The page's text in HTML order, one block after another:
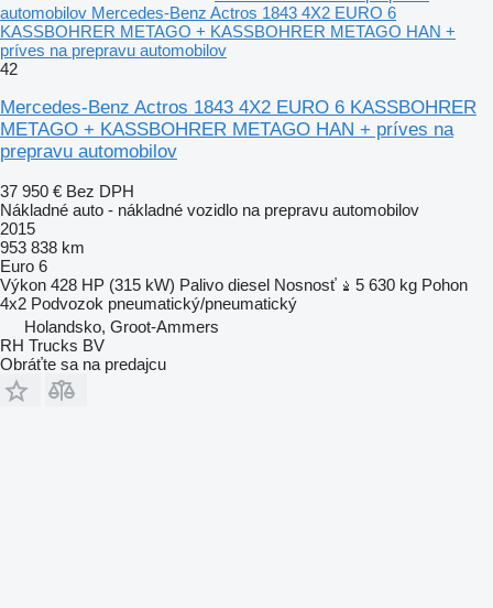
automobilov Mercedes-Benz Actros 1843 4X2 EURO 6
KASSBOHRER METAGO + KASSBOHRER METAGO HAN +
príves na prepravu automobilov
42
Mercedes-Benz Actros 1843 4X2 EURO 6 KASSBOHRER
METAGO + KASSBOHRER METAGO HAN + príves na
prepravu automobilov
37 950 € Bez DPH
Nákladné auto - nákladné vozidlo na prepravu automobilov
2015
953 838 km
Euro 6
Výkon 428 HP (315 kW) Palivo diesel Nosnosť 5 630 kg Pohon
4x2 Podvozok pneumatický/pneumatický
Holandsko, Groot-Ammers
RH Trucks BV
Obráťte sa na predajcu